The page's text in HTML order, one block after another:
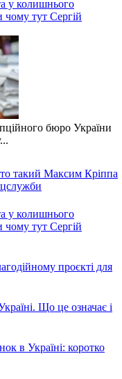
у колишнього
чому тут Сергій
бюро України
такий Максим Кріппа
у колишнього
чому тут Сергій
проєкті для
Що це означає і
в Україні: коротко